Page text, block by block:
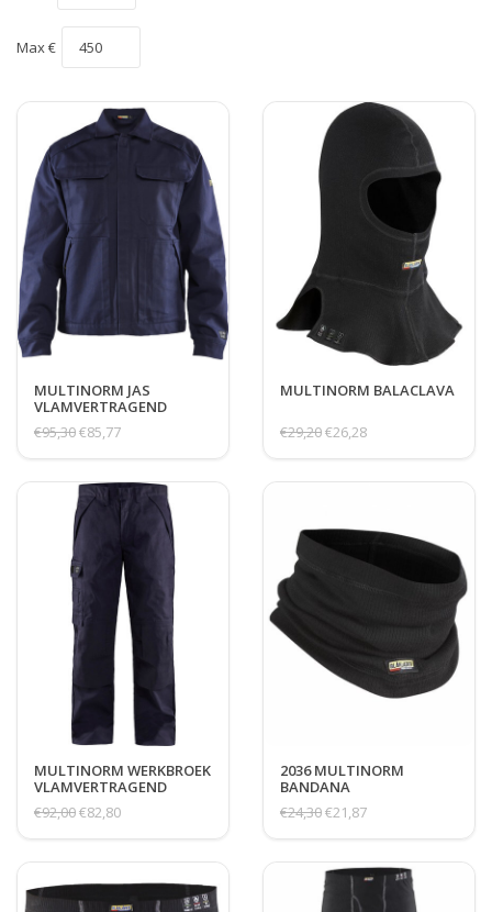
Max €
MULTINORM JAS
VLAMVERTRAGEND
€95,30€85,77
MULTINORM BALACLAVA
€29,20€26,28
MULTINORM WERKBROEK
VLAMVERTRAGEND
€92,00€82,80
2036 MULTINORM
BANDANA
€24,30€21,87